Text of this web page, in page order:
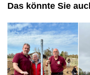
Das könnte Sie